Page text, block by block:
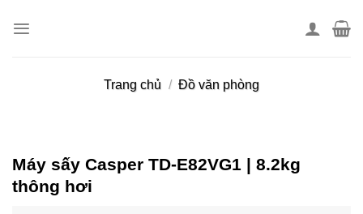
Trang chủ / Đồ văn phòng
Máy sấy Casper TD-E82VG1 | 8.2kg
thông hơi